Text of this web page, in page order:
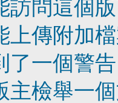
訪問這個
上傳附加
了一個警
主檢舉一